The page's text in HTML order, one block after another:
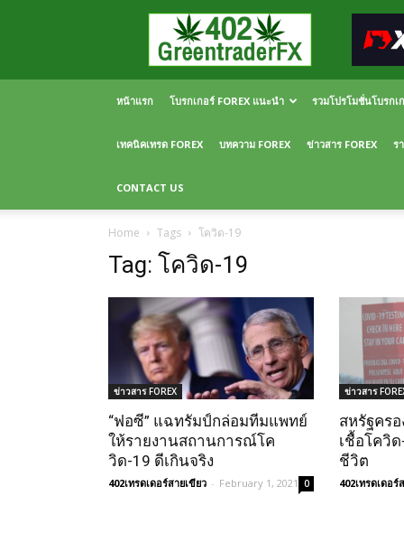
Greentraderfx
ความ
FOREX
เปิด
หน้าแรก โบรกเกอร์ FOREX แนะนำ รวมโปรโมชั่นโบรกเ
เทคนิคเทรด FOREX บทความ FOREX ข่าวสาร FOREX ร
CONTACT US
Home Tags โควิด-19
Tag: โควิด-19
ข่าวสาร FOREX
“ฟอซี” แฉทรัมป์กล่อมทีมแพทย์
ให้รายงานสถานการณ์โค
วิด-19 ดีเกินจริง
402เทรดเดอร์สายเขียว - February 1, 2021 0
ข่าวสาร
สหรัฐคร
เชื้อโควิ
ชีวิต
402เทรดเดอร์